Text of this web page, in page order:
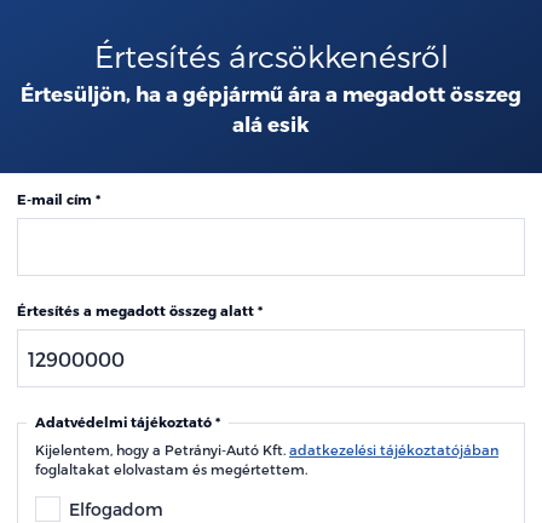
Értesítés árcsökkenésről
Értesüljön, ha a gépjármű ára a megadott összeg
alá esik
E-mail cím
Értesítés a megadott összeg alatt
Adatvédelmi tájékoztató
Kijelentem, hogy a Petrányi-Autó Kft. adatkezelési tájékoztatójában
foglaltakat elolvastam és megértettem.
Elfogadom